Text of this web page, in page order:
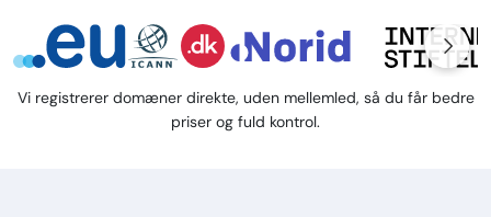
Vi registrerer domæner direkte, uden mellemled, så du får bedre
priser og fuld kontrol.